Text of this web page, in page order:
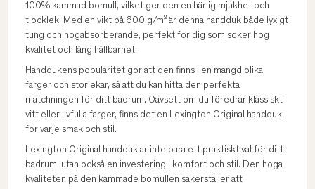
100% kammad bomull, vilket ger den en härlig mjukhet och
tjocklek. Med en vikt på 600 g/m² är denna handduk både lyxigt
tung och högabsorberande, perfekt för dig som söker hög
kvalitet och lång hållbarhet.
Handdukens popularitet gör att den finns i en mängd olika
färger och storlekar, så att du kan hitta den perfekta
matchningen för ditt badrum. Oavsett om du föredrar klassiskt
vitt eller livfulla färger, finns det en Lexington Original handduk
för varje smak och stil.
Lexington Original handduk är inte bara ett praktiskt val för ditt
badrum, utan också en investering i komfort och stil. Den höga
kvaliteten på den kammade bomullen säkerställer att